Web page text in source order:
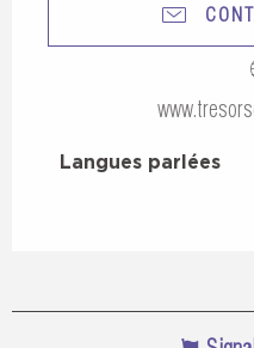
Langues parlées
Langues parlées